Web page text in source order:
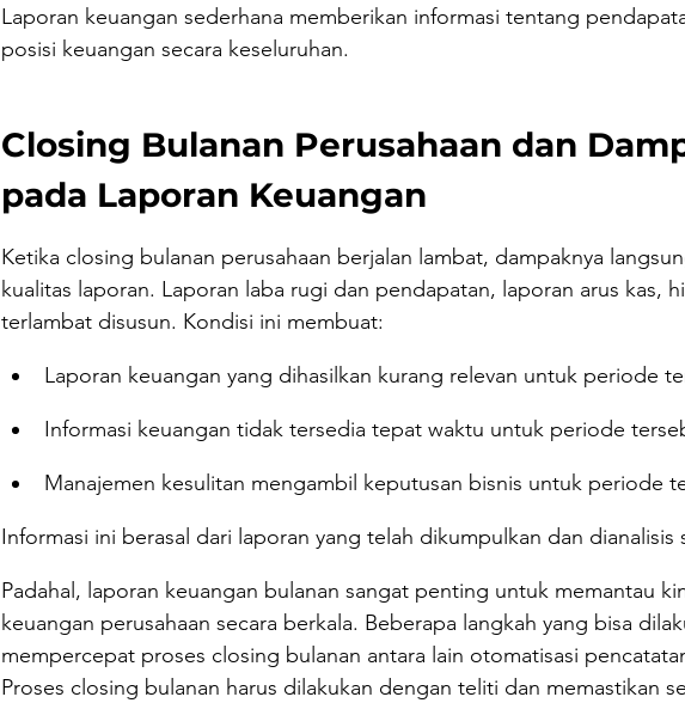
Laporan keuangan sederhana memberikan informasi tentang
posisi keuangan secara keseluruhan.
Closing Bulanan Perusahaan dan
pada Laporan Keuangan
Ketika closing bulanan perusahaan berjalan lambat, dampaknya
kualitas laporan. Laporan laba rugi dan pendapatan, laporan arus kas,
terlambat disusun. Kondisi ini membuat:
Laporan keuangan yang dihasilkan kurang relevan untuk periode
Informasi keuangan tidak tersedia tepat waktu untuk periode
Manajemen kesulitan mengambil keputusan bisnis untuk periode
Informasi ini berasal dari laporan yang telah dikumpulkan dan dianalisis
Padahal, laporan keuangan bulanan sangat penting untuk memantau
keuangan perusahaan secara berkala. Beberapa langkah yang bisa
mempercepat proses closing bulanan antara lain otomatisasi
Proses closing bulanan harus dilakukan dengan teliti dan memastikan